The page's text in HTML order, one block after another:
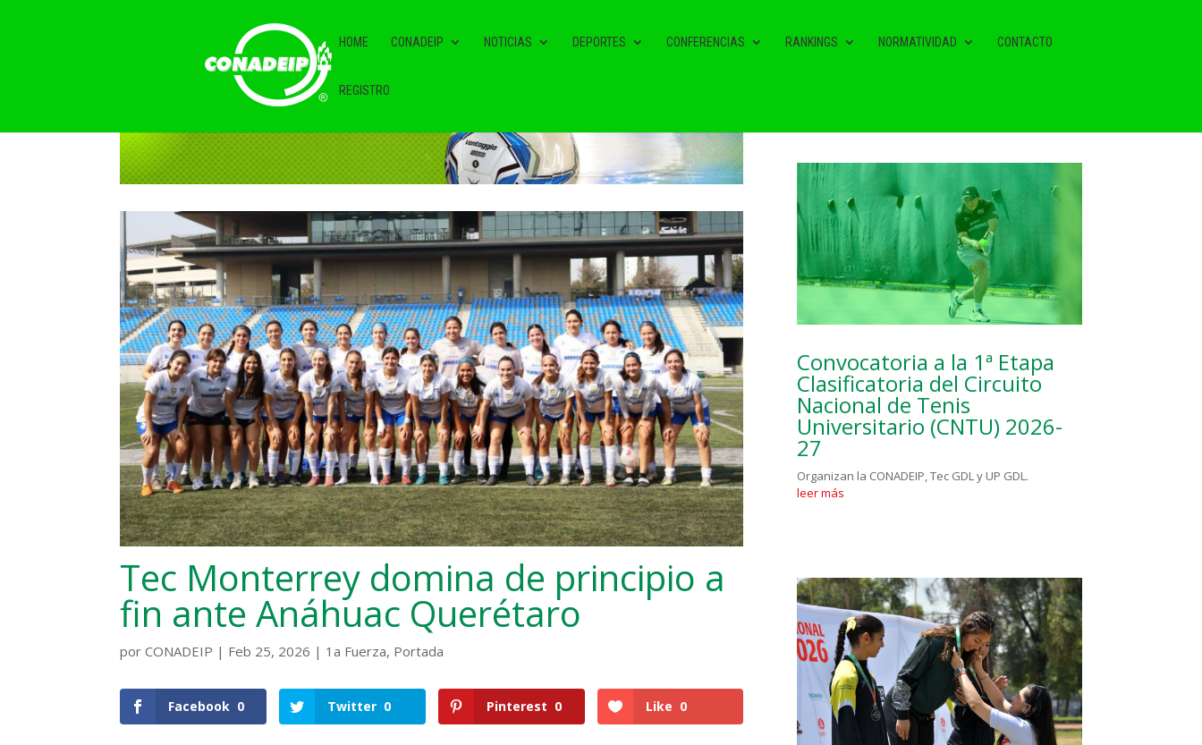
HOME CONADEIP NOTICIAS DEPORTES CONFERENCIAS RANKINGS NORMATIVIDAD CONTACTO
REGISTRO
Tec Monterrey domina de principio a
fin ante Anáhuac Querétaro
porCONADEIP | Feb 25, 2026 | 1a Fuerza, Portada
Facebook 0 Twitter 0 Pinterest 0 Like 0
Convocatoria a la 1ª Etapa
Clasificatoria del Circuito
Nacional de Tenis
Universitario (CNTU) 2026-
27
Organizan la CONADEIP, Tec GDL y UP GDL.
leer más